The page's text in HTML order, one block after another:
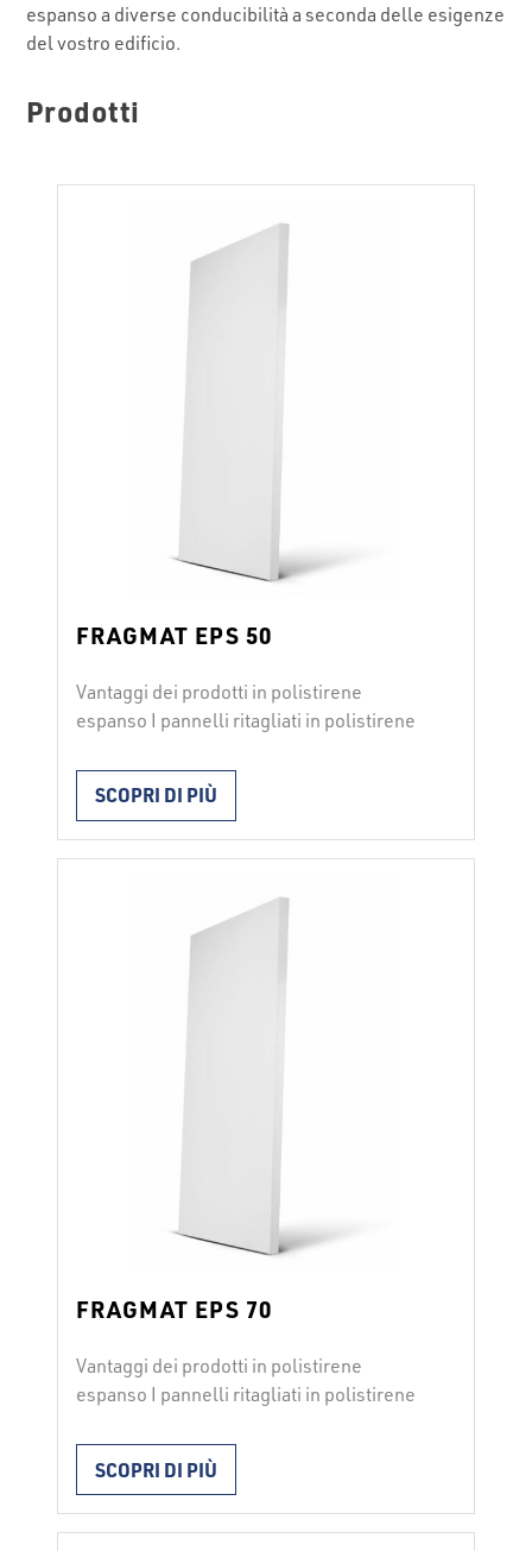
espanso a diverse conducibilità a seconda delle esigenze
del vostro edificio.
Prodotti
FRAGMAT EPS 50
Vantaggi dei prodotti in polistirene
espanso I pannelli ritagliati in polistirene
per l’isolamento termico in luoghi dove
non è richiesta portanza (solai, pavimenti
e altri punti con un carico minore), per
facciate rivestite a cortina … I pannelli
con collanti o con …
SCOPRI DI PIÙ
FRAGMAT EPS 70
Vantaggi dei prodotti in polistirene
espanso I pannelli ritagliati in polistirene
per pavimenti con isolamento termico di
spessore ridotto e con carico ridotto
nonché per sottotetti, facciate rivestite a
cortina … I pannelli vengono posati a
SCOPRI DI PIÙ